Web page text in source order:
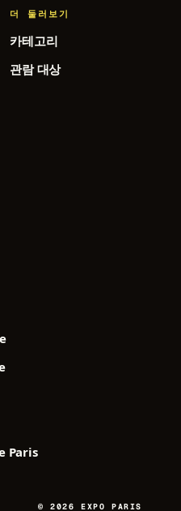
더 둘러보기
카테고리
관람 대상
Paris
© 2026 EXPO PARIS